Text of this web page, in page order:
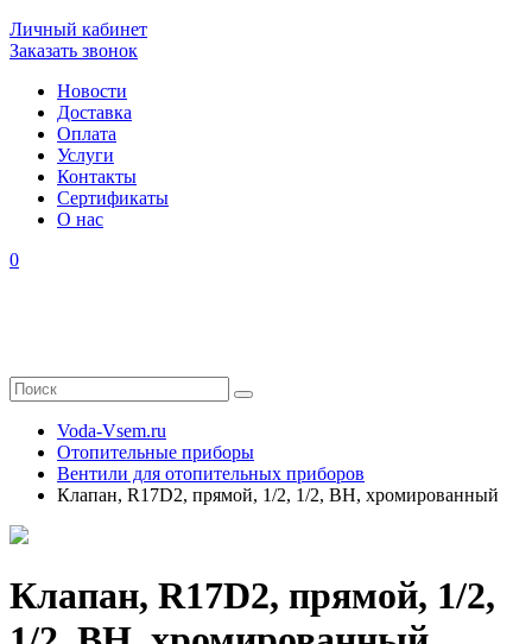
Личный кабинет
Заказать звонок
Новости
Доставка
Оплата
Услуги
Контакты
Cертификаты
О нас
0
Voda-Vsem.ru
Отопительные приборы
Вентили для отопительных приборов
Клапан, R17D2, прямой, 1/2, 1/2, ВН, хромированный
Клапан, R17D2, прямой, 1/2,